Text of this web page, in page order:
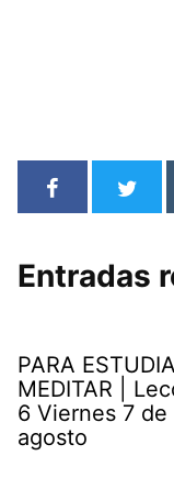
Entradas
PARA
MEDITAR |
6 Viernes 7 de
agosto